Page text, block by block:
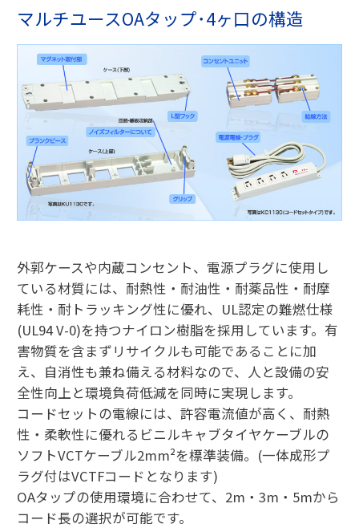
マルチユースOAタップ･4ヶ口の構造
外郭ケースや内蔵コンセント、電源プラグに使用し
ている材質には、耐熱性・耐油性・耐薬品性・耐摩
耗性・耐トラッキング性に優れ、UL認定の難燃仕様
(UL94 V-0)を持つナイロン樹脂を採用しています。有
害物質を含まずリサイクルも可能であることに加
え、自消性も兼ね備える材料なので、人と設備の安
全性向上と環境負荷低減を同時に実現します。
コードセットの電線には、許容電流値が高く、耐熱
性・柔軟性に優れるビニルキャブタイヤケーブルの
ソフトVCTケーブル2mm²を標準装備。(一体成形プ
ラグ付はVCTFコードとなります)
OAタップの使用環境に合わせて、2m・3m・5mから
コード長の選択が可能です。